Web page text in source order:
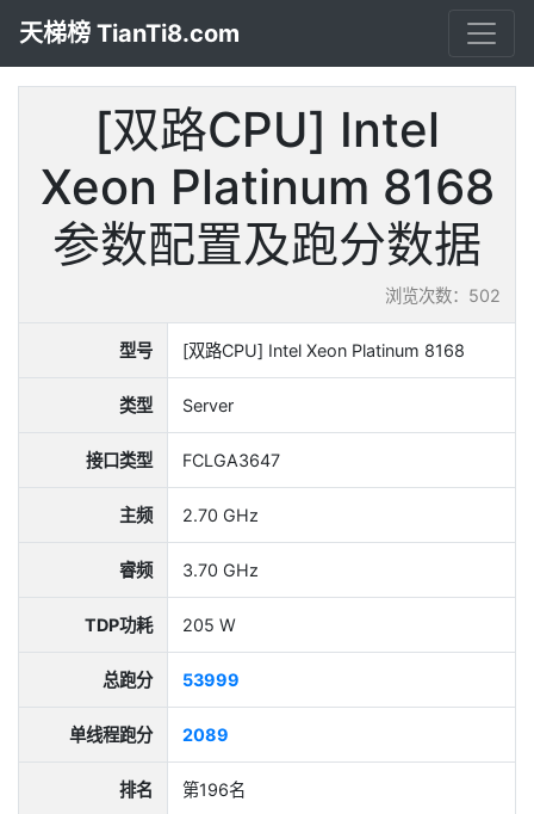
天梯榜 TianTi8.com
[双路CPU] Intel
Xeon Platinum 8168
参数配置及跑分数据
浏览次数：502
型号 [双路CPU] Intel Xeon Platinum 8168
类型 Server
接口类型 FCLGA3647
主频 2.70 GHz
睿频 3.70 GHz
TDP功耗 205 W
总跑分 53999
单线程跑分 2089
排名 第196名